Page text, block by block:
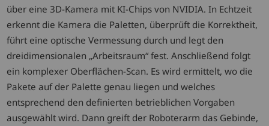
über eine 3D-Kamera mit KI-Chips von NVIDIA. In Echtzeit
erkennt die Kamera die Paletten, überprüft die Korrektheit,
führt eine optische Vermessung durch und legt den
dreidimensionalen „Arbeitsraum“ fest. Anschließend folgt
ein komplexer Oberflächen-Scan. Es wird ermittelt, wo die
Pakete auf der Palette genau liegen und welches
entsprechend den definierten betrieblichen Vorgaben
ausgewählt wird. Dann greift der Roboterarm das Gebinde,